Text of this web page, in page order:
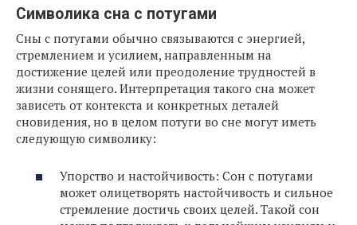
Символика сна с потугами
Сны с потугами обычно связываются с энергией,
стремлением и усилием, направленным на
достижение целей или преодоление трудностей в
жизни сонящего. Интерпретация такого сна может
зависеть от контекста и конкретных деталей
сновидения, но в целом потуги во сне могут иметь
следующую символику:
Упорство и настойчивость: Сон с потугами
может олицетворять настойчивость и сильное
стремление достичь своих целей. Такой сон